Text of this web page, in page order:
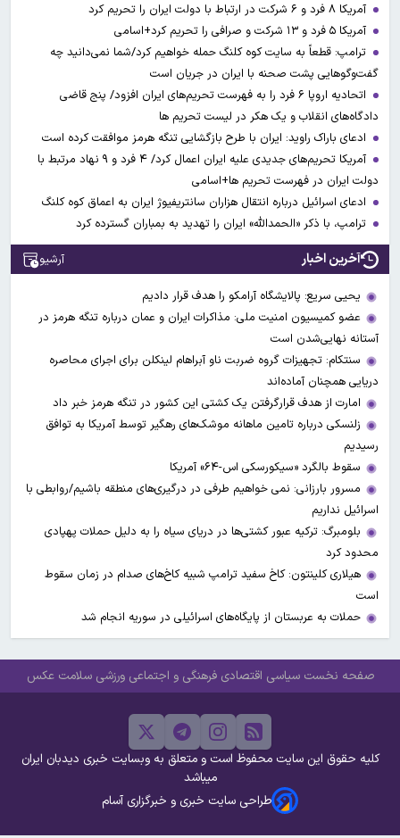
آمریکا ۸ فرد و ۶ شرکت در ارتباط با دولت ایران را تحریم کرد
آمریکا ۵ فرد و ۱۳ شرکت و صرافی را تحریم کرد+اسامی
ترامپ: قطعاً به سایت کوه کلنگ حمله خواهیم کرد/شما نمی‌دانید چه
گفت‌وگوهایی پشت صحنه با ایران در جریان است
اتحادیه اروپا ۶ فرد را به فهرست تحریم‌های ایران افزود/ پنج قاضی
دادگاه‌های انقلاب و یک هکر در لیست تحریم ها
ادعای باراک راوید: ایران با طرح بازگشایی تنگه هرمز موافقت کرده است
آمریکا تحریم‌های جدیدی علیه ایران اعمال کرد/ ۴ فرد و ۹ نهاد مرتبط با
دولت ایران در فهرست تحریم ها+اسامی
ادعای اسرائیل درباره انتقال هزاران سانتریفیوژ ایران به اعماق کوه کلنگ
ترامپ، با ذکر «الحمدالله» ایران را تهدید به بمباران گسترده کرد
آخرین اخبار آرشیو
یحیی سریع: پالایشگاه آرامکو را هدف قرار دادیم
عضو کمیسیون امنیت ملی: مذاکرات ایران و عمان درباره تنگه هرمز در
آستانه نهایی‌شدن است
سنتکام: تجهیزات گروه ضربت ناو آبراهام لینکلن برای اجرای محاصره
دریایی همچنان آماده‌اند
امارت از هدف قرارگرفتن یک کشتی این کشور در تنگه هرمز خبر داد
زلنسکی درباره تامین ماهانه موشک‌های رهگیر توسط آمریکا به توافق
رسیدیم
سقوط بالگرد «سیکورسکی اس-۶۴» آمریکا
مسرور بارزانی: نمی خواهیم طرفی در درگیری‌های منطقه باشیم/روابطی با
اسرائیل نداریم
بلومبرگ: ترکیه عبور کشتی‌ها در دریای سیاه را به دلیل حملات پهپادی
محدود کرد
هیلاری کلینتون: کاخ سفید ترامپ شبیه کاخ‌های صدام در زمان سقوط
است
حملات به عربستان از پایگاه‌های اسرائیلی در سوریه انجام شد
صفحه نخست سیاسی اقتصادی فرهنگی و اجتماعی ورزشی سلامت عکس
کلیه حقوق این سایت محفوظ است و متعلق به وبسایت خبری دیدبان ایران
میباشد
طراحی سایت خبری و خبرگزاری آسام